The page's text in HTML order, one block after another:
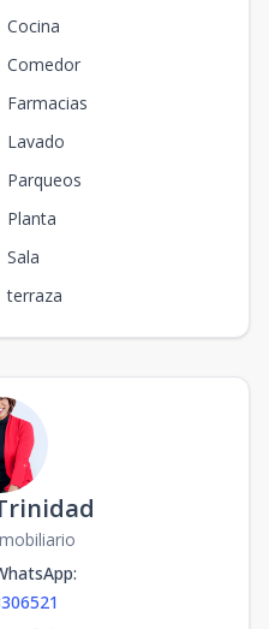
Cocina
Comedor
Farmacias
Lavado
Parqueos
Planta
Sala
terraza
: